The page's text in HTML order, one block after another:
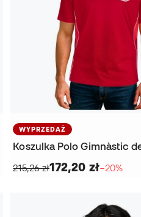
WYPRZEDAŻ
215,26 zł172,20 zł−20%